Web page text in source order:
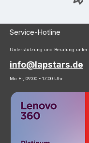
Service-Hotline
Unterstützung und Beratung unter:
info@lapstars.de
Mo-Fr, 09:00 - 17:00 Uhr